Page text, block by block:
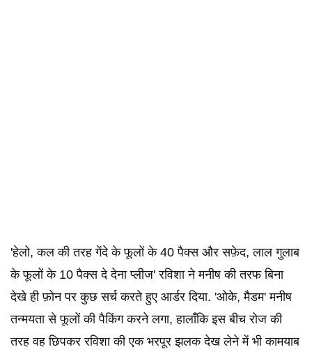
'हेलो, कल की तरह गेंदे के फूलों के 40 पैक्स और सफ़ेद, लाल गुलाब
के फूलों के 10 पैक्स दे देना प्लीज' रविशा ने मनीष की तरफ बिना
देखे ही फ़ोन पर कुछ सर्च करते हुए आर्डर दिया. 'ओके, मैडम' मनीष
तन्मयता से फूलों की पैकिंग करने लगा, हालाँकि इस बीच रोज की
तरह वह छिपकर रविशा की एक भरपूर झलक देख लेने में भी कामयाब